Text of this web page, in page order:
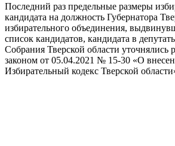
Последний раз предельные размеры
кандидата на должность Губернатора
избирательного объединения,
список кандидатов, кандидата в
Собрания Тверской области уточнялись
законом от 05.04.2021 № 15-30 «О
Избирательный кодекс Тверской